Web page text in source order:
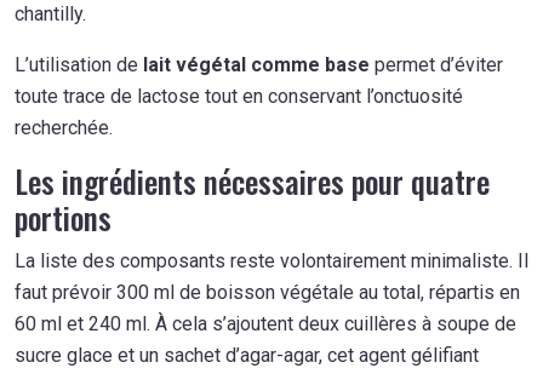
chantilly.
L’utilisation de lait végétal comme base permet d’éviter
toute trace de lactose tout en conservant l’onctuosité
recherchée.
Les ingrédients nécessaires pour quatre
portions
La liste des composants reste volontairement minimaliste. Il
faut prévoir 300 ml de boisson végétale au total, répartis en
60 ml et 240 ml. À cela s’ajoutent deux cuillères à soupe de
sucre glace et un sachet d’agar-agar, cet agent gélifiant